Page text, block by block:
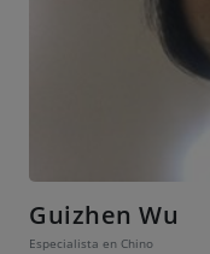
Guizhen Wu
Especialista en Chino